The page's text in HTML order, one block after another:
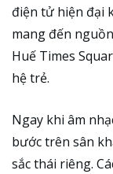
điện tử hiện đại
mang đến
Huế Times
hệ trẻ.
Ngay khi âm
bước trên sân
sắc thái riêng.